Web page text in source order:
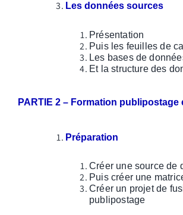
Les données sources
Présentation
Puis les feuilles de
Les bases de
Et la structure des
PARTIE 2 – Formation publipostage
Préparation
Créer une source de
Puis créer une
Créer un projet de
publipostage